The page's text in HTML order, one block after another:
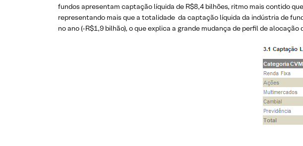
fundos apresentam captação líquida de R$8,4 bilhões, ritmo mais contido
representando mais que a totalidade da captação líquida da indústria de
no ano (-R$1,9 bilhão), o que explica a grande mudança de perfil de